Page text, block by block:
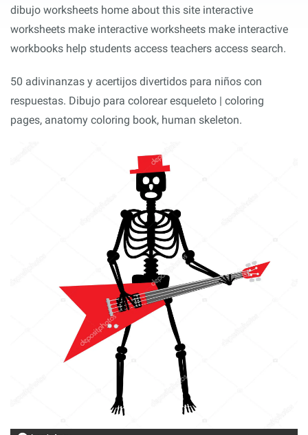
dibujo worksheets home about this site interactive
worksheets make interactive worksheets make interactive
workbooks help students access teachers access search.
50 adivinanzas y acertijos divertidos para niños con
respuestas. Dibujo para colorear esqueleto | coloring
pages, anatomy coloring book, human skeleton.